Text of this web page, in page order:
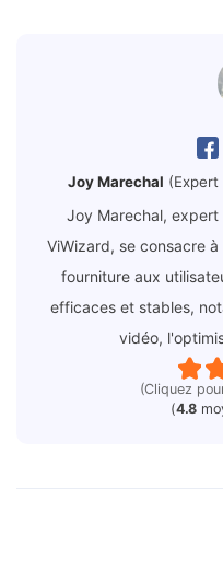
Joy Marechal (Expert
Joy Marechal, expert
ViWizard, se consacre
fourniture aux
efficaces et stables,
vidéo,
(Cliquez
(4.8